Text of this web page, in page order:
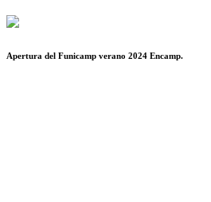
Apertura del Funicamp verano 2024 Encamp.